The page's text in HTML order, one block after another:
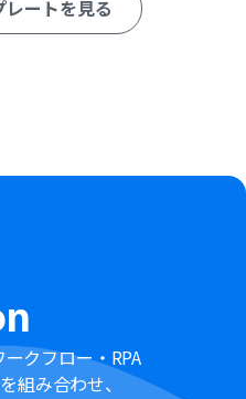
イント
容を任意で設定してくださ
れぞれとYoomを連携してく
、30分、60分の間隔で起動
によって最短の起動間隔が異
さい。
して使用した際の回答内容
レートを見る
クフロー・RPA
組み合わせ、